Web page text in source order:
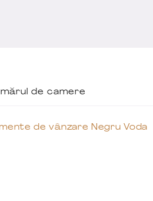
de camere
de vânzare Negru Voda